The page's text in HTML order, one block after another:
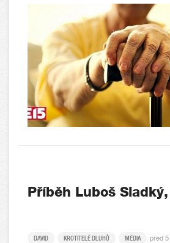
Příběh Luboš
DAVID KROTITELÉ DLUHŮ MÉDIA před